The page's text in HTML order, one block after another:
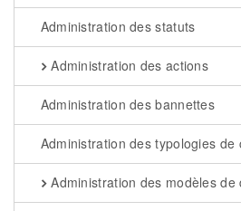
Administration des statuts
Administration des actions
Administration des bannettes
Administration des typologies de
Administration des modèles de